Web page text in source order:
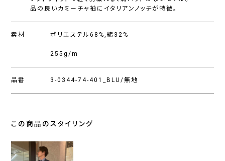
品の良いカミーチャ袖にイタリアンノッチが特徴。
素材 ポリエステル68%,綿32%
255g/m
品番 3-0344-74-401_BLU/無地
この商品のスタイリング